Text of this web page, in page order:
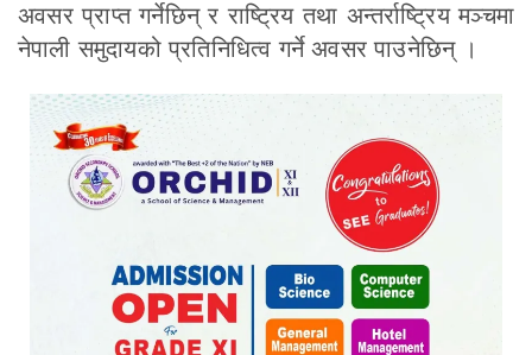
अवसर प्राप्त गर्नेछिन् र राष्ट्रिय तथा अन्तर्राष्ट्रिय मञ्चमा
नेपाली समुदायको प्रतिनिधित्व गर्ने अवसर पाउनेछिन् ।